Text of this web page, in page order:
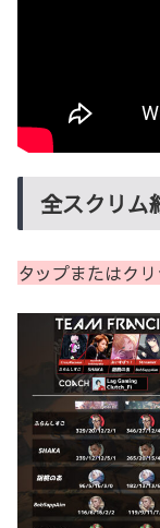
全スクリム
タップまたはク